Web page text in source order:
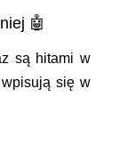
🤖
są hitami w
się w